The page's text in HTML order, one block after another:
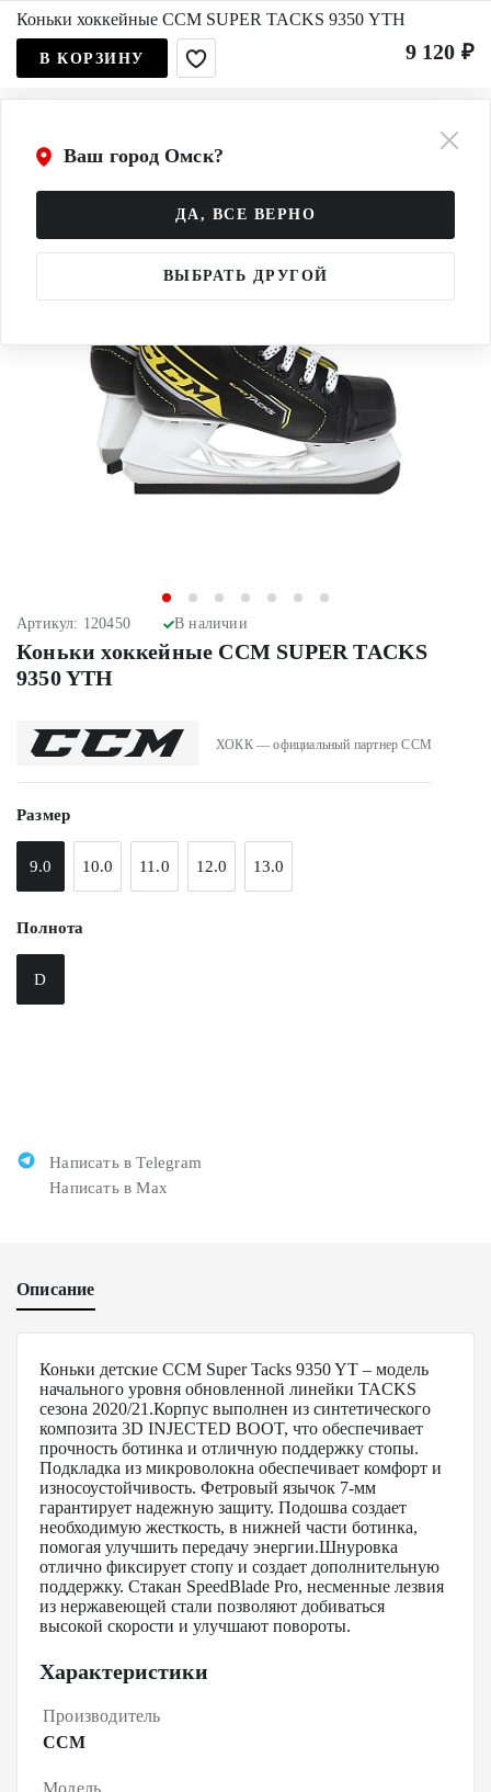
Ваш город Омск?
ДА, ВСЕ ВЕРНО
ВЫБРАТЬ ДРУГОЙ
Артикул: 120450 В наличии
Коньки хоккейные CCM SUPER TACKS
9350 YTH
ХОКК — официальный партнер CCM
Размер
9.0 10.0 11.0 12.0 13.0
Полнота
D
Написать в Telegram
Написать в Max
Описание
Коньки детские CCM Super Tacks 9350 YT – модель
начального уровня обновленной линейки TACKS
сезона 2020/21.Корпус выполнен из синтетического
композита 3D INJECTED BOOT, что обеспечивает
прочность ботинка и отличную поддержку стопы.
Подкладка из микроволокна обеспечивает комфорт и
износоустойчивость. Фетровый язычок 7-мм
гарантирует надежную защиту. Подошва создает
необходимую жесткость, в нижней части ботинка,
помогая улучшить передачу энергии.Шнуровка
отлично фиксирует стопу и создает дополнительную
поддержку. Стакан SpeedBlade Pro, несменные лезвия
из нержавеющей стали позволяют добиваться
высокой скорости и улучшают повороты.
Характеристики
Производитель
CCM
Модель
Коньки хоккейные CCM SUPER TACKS 9350 YTH
9 120 ₽
В КОРЗИНУ